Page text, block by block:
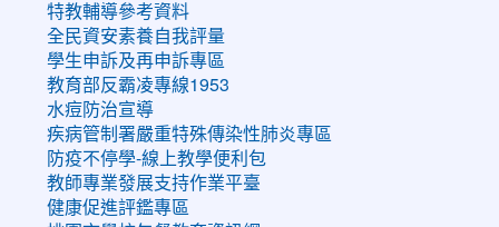
特教輔導參考資料
全民資安素養自我評量
學生申訴及再申訴專區
教育部反霸凌專線1953
水痘防治宣導
疾病管制署嚴重特殊傳染性肺炎專區
防疫不停學-線上教學便利包
教師專業發展支持作業平臺
健康促進評鑑專區